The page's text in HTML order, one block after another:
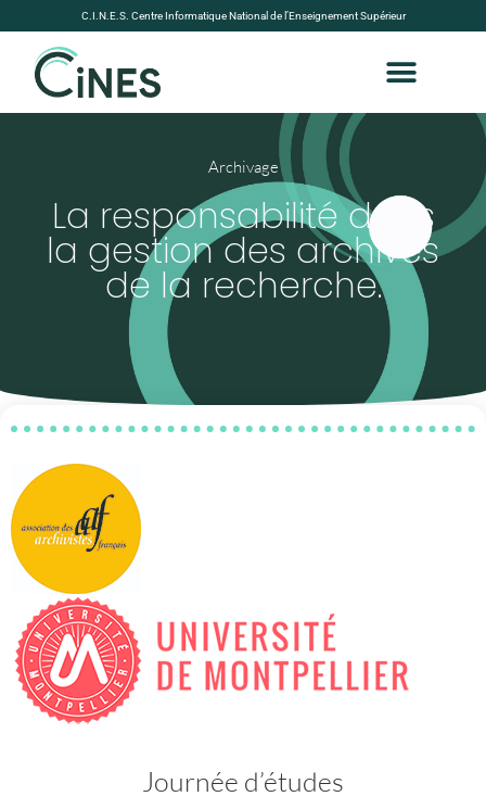
C.I.N.E.S. Centre Informatique National de l’Enseignement Supérieur
Archivage
La responsabilité dans
la gestion des archives
de la recherche.
Journée d’études